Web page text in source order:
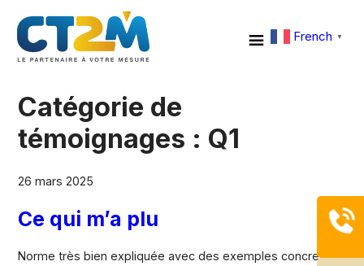
French ▼
Catégorie de
témoignages : Q1
26 mars 2025
Ce qui m’a plu
Norme très bien expliquée avec des exemples concrets